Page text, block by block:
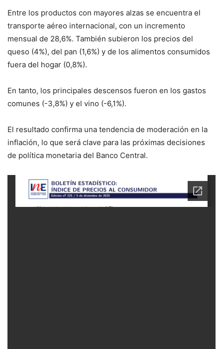
Entre los productos con mayores alzas se encuentra el
transporte aéreo internacional, con un incremento
mensual de 28,6%. También subieron los precios del
queso (4%), del pan (1,6%) y de los alimentos consumidos
fuera del hogar (0,8%).
En tanto, los principales descensos fueron en los gastos
comunes (-3,8%) y el vino (-6,1%).
El resultado confirma una tendencia de moderación en la
inflación, lo que será clave para las próximas decisiones
de política monetaria del Banco Central.